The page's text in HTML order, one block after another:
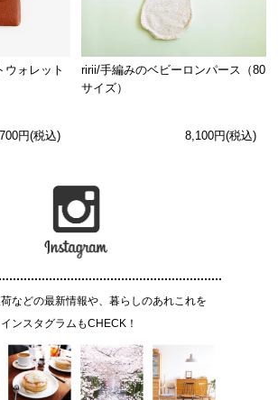
ウォレット
円(税込)
ririi/手編みのベビーロンパース（80
サイズ）
8,100円(税込)
などの最新情報や、暮らしのあれこれを
ンスタグラムもCHECK！